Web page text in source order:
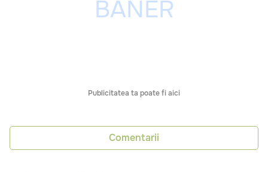
Publicitatea ta poate fi aici
Comentarii